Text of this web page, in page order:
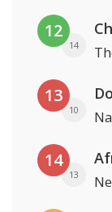
12
14
13
10
14
13